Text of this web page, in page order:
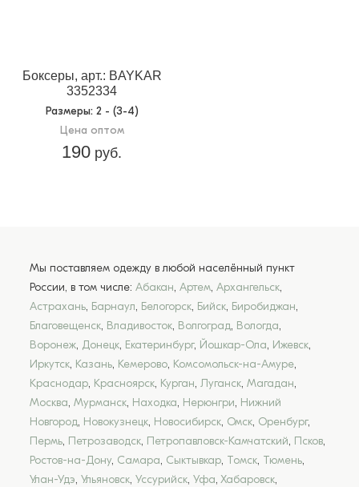
Боксеры, арт.: BAYKAR
3352334
Размеры: 2 - (3-4)
Цена оптом
190 руб.
Мы поставляем одежду в любой населённый пункт
России, в том числе: Абакан, Артем, Архангельск,
Астрахань, Барнаул, Белогорск, Бийск, Биробиджан,
Благовещенск, Владивосток, Волгоград, Вологда,
Воронеж, Донецк, Екатеринбург, Йошкар-Ола, Ижевск,
Иркутск, Казань, Кемерово, Комсомольск-на-Амуре,
Краснодар, Красноярск, Курган, Луганск, Магадан,
Москва, Мурманск, Находка, Нерюнгри, Нижний
Новгород, Новокузнецк, Новосибирск, Омск, Оренбург,
Пермь, Петрозаводск, Петропавловск-Камчатский, Псков,
Ростов-на-Дону, Самара, Сыктывкар, Томск, Тюмень,
Улан-Удэ, Ульяновск, Уссурийск, Уфа, Хабаровск,